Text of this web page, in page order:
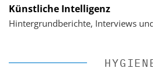
Künstliche Intelligenz
Hintergrundberichte, Interviews